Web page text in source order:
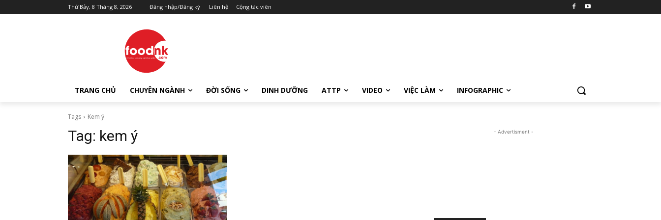
Thứ Bảy, 8 Tháng 8, 2026 Đăng nhập/Đăng ký Liên hệ Cộng tác viên
TRANG CHỦ CHUYÊN NGÀNH ĐỜI SỐNG DINH DƯỠNG ATTP VIDEO VIỆC LÀM INFOGRAPHIC
Tags Kem ý
Tag: kem ý - Advertisment -